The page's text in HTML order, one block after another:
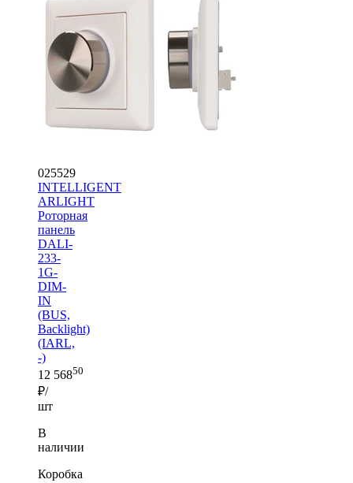
025529
INTELLIGENT
ARLIGHT
Роторная
панель
DALI-
233-
1G-
DIM-
IN
(BUS,
Backlight)
(IARL,
-)
12 56850
₽/
шт
В
наличии
Коробка